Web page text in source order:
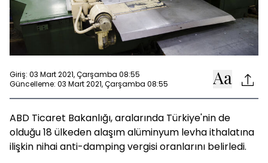
Giriş: 03 Mart 2021, Çarşamba 08:55
Güncelleme: 03 Mart 2021, Çarşamba 08:55
ABD Ticaret Bakanlığı, aralarında Türkiye'nin de
olduğu 18 ülkeden alaşım alüminyum levha ithalatına
ilişkin nihai anti-damping vergisi oranlarını belirledi.